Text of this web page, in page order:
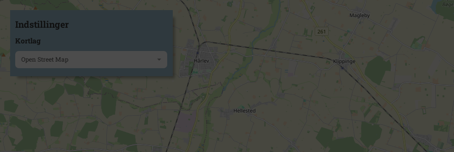
Indstillinger
Kortlag
Open Street Map